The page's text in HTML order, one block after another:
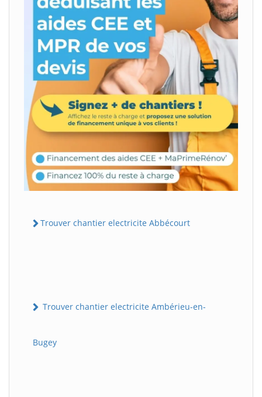
Trouver chantier electricite Abbécourt
Trouver chantier electricite Ambérieu-en-
Bugey